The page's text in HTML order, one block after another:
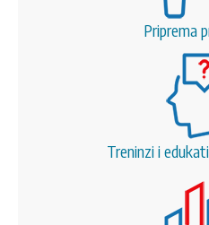
Priprema
Treninzi i